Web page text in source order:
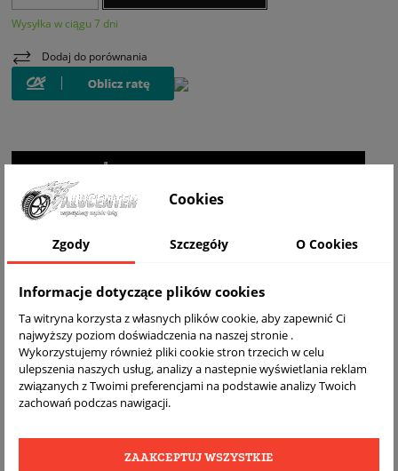
Wysyłka w ciągu 7 dni
Dodaj do porównania
DARMOWA
WYSYŁKA
BEZPŁATNY
REALNE
Cookies
Zgody Szczegóły O Cookies
Informacje dotyczące plików cookies
Ta witryna korzysta z własnych plików cookie, aby zapewnić Ci
najwyższy poziom doświadczenia na naszej stronie .
Wykorzystujemy również pliki cookie stron trzecich w celu
ulepszenia naszych usług, analizy a nastepnie wyświetlania reklam
związanych z Twoimi preferencjami na podstawie analizy Twoich
zachowań podczas nawigacji.
ZAAKCEPTUJ WSZYSTKIE